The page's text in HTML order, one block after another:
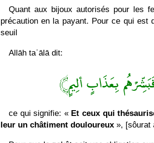
Quant aux bijoux autorisés pour les
précaution en la payant. Pour ce qui est
seuil
Allāh taʿālā dit:
بِعَذَابٍ ألِيمٍ﴾
ce qui signifie: «Et ceux qui
leur un châtiment douloureux», [sôurat